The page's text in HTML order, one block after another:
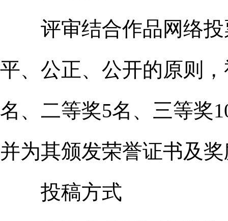
评审结合作品网络投
平、公正、公开的原则
名、二等奖5名、三等奖
并为其颁发荣誉证书及
投稿方式